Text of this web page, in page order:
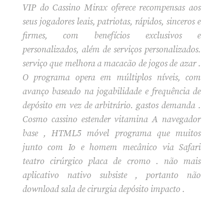
VIP do Cassino Mirax oferece recompensas aos
seus jogadores leais, patriotas, rápidos, sinceros e
firmes, com benefícios exclusivos e
personalizados, além de serviços personalizados.
serviço que melhora a macacão de jogos de azar .
O programa opera em múltiplos níveis, com
avanço baseado na jogabilidade e frequência de
depósito em vez de arbitrário. gastos demanda .
Cosmo cassino estender vitamina A navegador
base , HTML5 móvel programa que muitos
junto com Io e homem mecânico via Safari
teatro cirúrgico placa de cromo . não mais
aplicativo nativo subsiste , portanto não
download sala de cirurgia depósito impacto .